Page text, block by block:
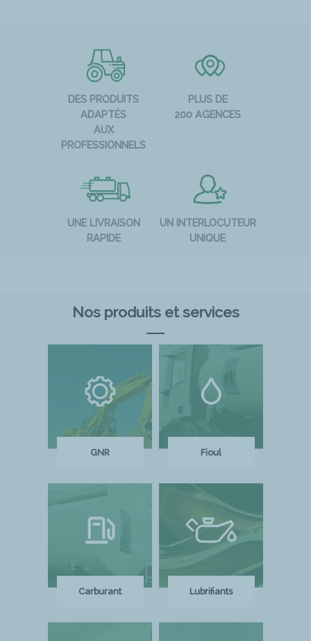
DES PRODUITS
ADAPTÉS
AUX
PROFESSIONNELS
PLUS DE
200 AGENCES
UNE LIVRAISON
RAPIDE
UN INTERLOCUTEUR
UNIQUE
Nos produits et services
GNR Fioul
Carburant Lubrifiants